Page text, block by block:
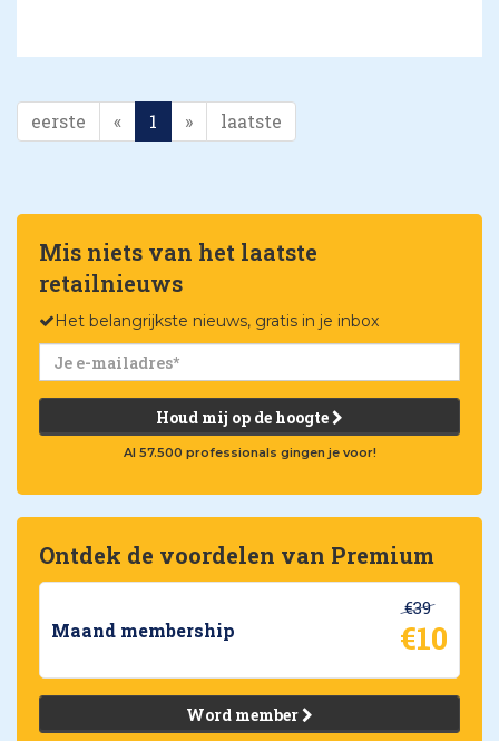
eerste « 1 » laatste
Mis niets van het laatste
retailnieuws
Het belangrijkste nieuws, gratis in je inbox
Houd mij op de hoogte
Al 57.500 professionals gingen je voor!
Ontdek de voordelen van Premium
Maand membership
€39
€10
Word member